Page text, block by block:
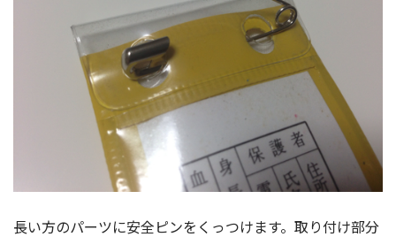
長い方のパーツに安全ピンをくっつけます。取り付け部分